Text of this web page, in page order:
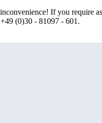
If you require
(0)30 - 81097 - 601.